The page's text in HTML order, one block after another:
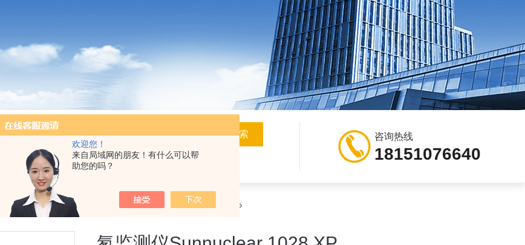
欢迎您！
来自局域网的朋友！有什么可以帮
助您的吗？
咨询热线
18151076640
测氡仪> Sunnuclear 1028 XP氡监测仪Sunnuclear 1028 XP